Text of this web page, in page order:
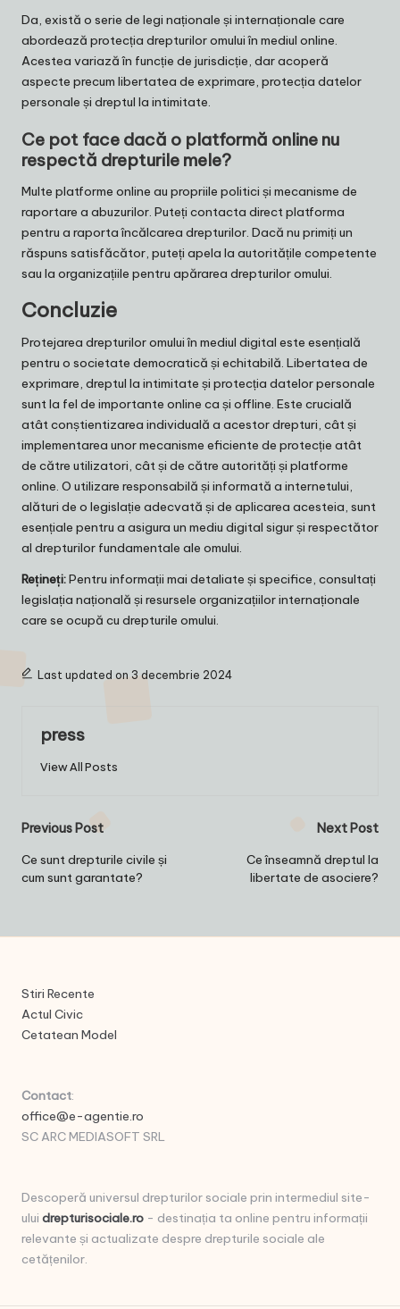
Da, există o serie de legi naționale și internaționale care
abordează protecția drepturilor omului în mediul online.
Acestea variază în funcție de jurisdicție, dar acoperă
aspecte precum libertatea de exprimare, protecția datelor
personale și dreptul la intimitate.
Ce pot face dacă o platformă online nu
respectă drepturile mele?
Multe platforme online au propriile politici și mecanisme de
raportare a abuzurilor. Puteți contacta direct platforma
pentru a raporta încălcarea drepturilor. Dacă nu primiți un
răspuns satisfăcător, puteți apela la autoritățile competente
sau la organizațiile pentru apărarea drepturilor omului.
Concluzie
Protejarea drepturilor omului în mediul digital este esențială
pentru o societate democratică și echitabilă. Libertatea de
exprimare, dreptul la intimitate și protecția datelor personale
sunt la fel de importante online ca și offline. Este crucială
atât conștientizarea individuală a acestor drepturi, cât și
implementarea unor mecanisme eficiente de protecție atât
de către utilizatori, cât și de către autorități și platforme
online. O utilizare responsabilă și informată a internetului,
alături de o legislație adecvată și de aplicarea acesteia, sunt
esențiale pentru a asigura un mediu digital sigur și respectător
al drepturilor fundamentale ale omului.
Rețineți:Pentru informații mai detaliate și specifice, consultați
legislația națională și resursele organizațiilor internaționale
care se ocupă cu drepturile omului.
Last updated on 3 decembrie 2024
press
View All Posts
Post
navigation
Previous Post
Ce sunt drepturile civile și
cum sunt garantate?
Next Post
Ce înseamnă dreptul la
libertate de asociere?
Stiri Recente
Actul Civic
Cetatean Model
Contact:
office@e-agentie.ro
SC ARC MEDIASOFT SRL
Descoperă universul drepturilor sociale prin intermediul site-
ului drepturisociale.ro - destinația ta online pentru informații
relevante și actualizate despre drepturile sociale ale
cetățenilor.